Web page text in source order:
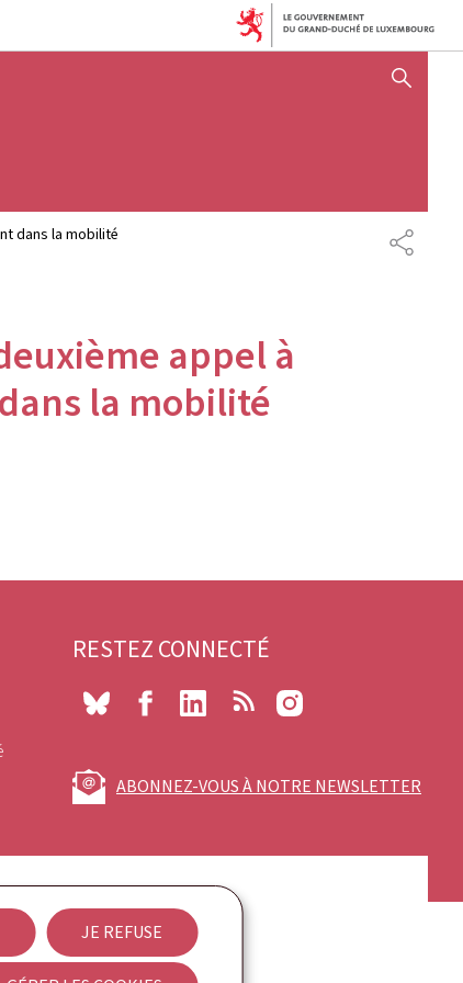
JE REFUSE
AFFICHER / MASQUER
dans la mobilité
appel à
la mobilité
RESTEZ CONNECTÉ
Bluesky FacebookLinkedIn RSS
ABONNEZ-VOUS À NOTRE NEWSLETTER